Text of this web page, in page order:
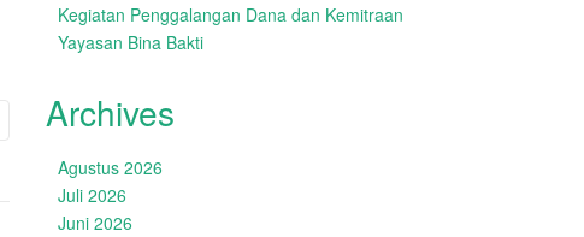
Kegiatan Penggalangan Dana dan Kemitraan
Yayasan Bina Bakti
Archives
Agustus 2026
Juli 2026
Juni 2026